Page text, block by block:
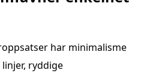
har minimalisme
ryddige